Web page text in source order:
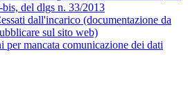
bis, del dlgs n. 33/2013
dall'incarico (documentazione da
sul sito web)
per mancata comunicazione dei dati